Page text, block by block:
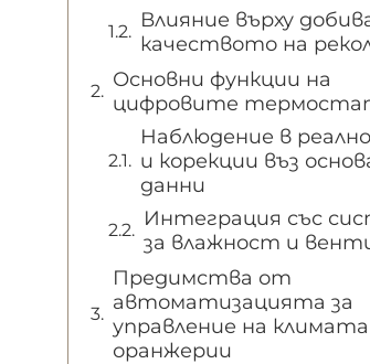
Влияние върху
качеството на
Основни функции на
цифровите
Наблюдение в
и корекции въз
данни
Интеграция със
за влажност и
Предимства от
автоматизацията за
управление на
оранжерии